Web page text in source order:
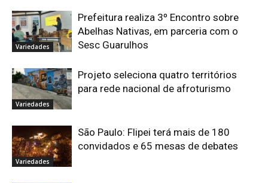
Variedades
Prefeitura realiza 3º Encontro sobre
Abelhas Nativas, em parceria com o
Sesc Guarulhos
Variedades
Projeto seleciona quatro territórios
para rede nacional de afroturismo
Variedades
São Paulo: Flipei terá mais de 180
convidados e 65 mesas de debates